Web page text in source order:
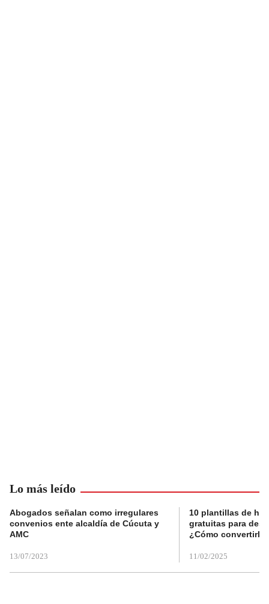
Lo más leído
Abogados señalan como irregulares
convenios ente alcaldía de Cúcuta y
AMC
13/07/2023
10 plantillas de
gratuitas para
¿Cómo convertirla
11/02/2025